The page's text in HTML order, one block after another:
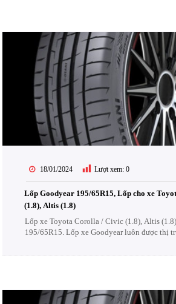
18/01/2024 Lượt xem: 0
Lốp Goodyear 195/65R15, Lốp cho xe
(1.8), Altis (1.8)
Lốp xe Toyota Corolla / Civic (1.8), Altis
195/65R15. Lốp xe Goodyear luôn được thị